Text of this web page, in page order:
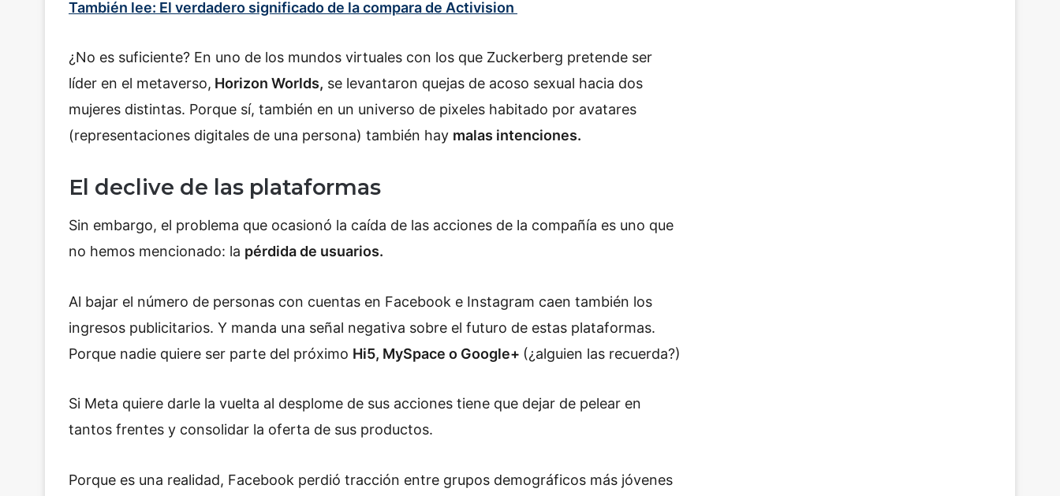
También lee: El verdadero significado de la compara de Activision
¿No es suficiente? En uno de los mundos virtuales con los que Zuckerberg pretende ser
líder en el metaverso, Horizon Worlds, se levantaron quejas de acoso sexual hacia dos
mujeres distintas. Porque sí, también en un universo de pixeles habitado por avatares
(representaciones digitales de una persona) también hay malas intenciones.
El declive de las plataformas
Sin embargo, el problema que ocasionó la caída de las acciones de la compañía es uno que
no hemos mencionado: la pérdida de usuarios.
Al bajar el número de personas con cuentas en Facebook e Instagram caen también los
ingresos publicitarios. Y manda una señal negativa sobre el futuro de estas plataformas.
Porque nadie quiere ser parte del próximo Hi5, MySpace o Google+ (¿alguien las recuerda?)
Si Meta quiere darle la vuelta al desplome de sus acciones tiene que dejar de pelear en
tantos frentes y consolidar la oferta de sus productos.
Porque es una realidad, Facebook perdió tracción entre grupos demográficos más jóvenes